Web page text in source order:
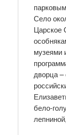
Село
Царское
музеями
дворца –
бело-